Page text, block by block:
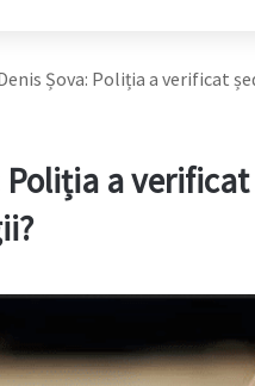
Șova: Poliția a verificat
Poliția a